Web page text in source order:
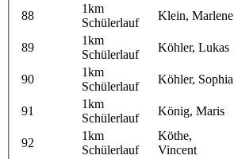
88
1km
Schülerlauf
Klein, Marlene
89
1km
Schülerlauf
Köhler, Lukas
90
1km
Schülerlauf
Köhler, Sophia
91
1km
Schülerlauf
König, Maris
92
1km
Schülerlauf
Köthe,
Vincent